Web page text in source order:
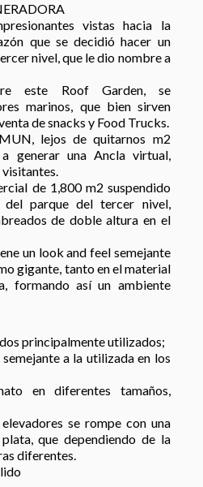
vistas hacia la
que se decidió hacer un
nivel, que le dio nombre a
este Roof Garden, se
marinos, que bien sirven
de snacks y Food Trucks.
lejos de quitarnos m2
generar una Ancla virtual,
de 1,800 m2 suspendido
del parque del tercer nivel,
de doble altura en el
un look and feel semejante
gigante, tanto en el material
formando así un ambiente
principalmente utilizados;
a la utilizada en los
en diferentes tamaños,
se rompe con una
que dependiendo de la
diferentes.